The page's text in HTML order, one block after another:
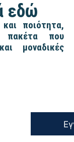
εδώ
ποιότητα,
πακέτα που
μοναδικές